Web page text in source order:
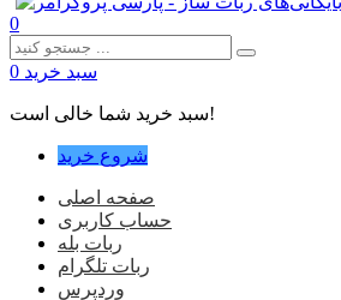
0
سبد خرید 0
سبد خرید شما خالی است!
شروع خرید
صفحه اصلی
حساب کاربری
ربات بله
ربات تلگرام
وردپرس